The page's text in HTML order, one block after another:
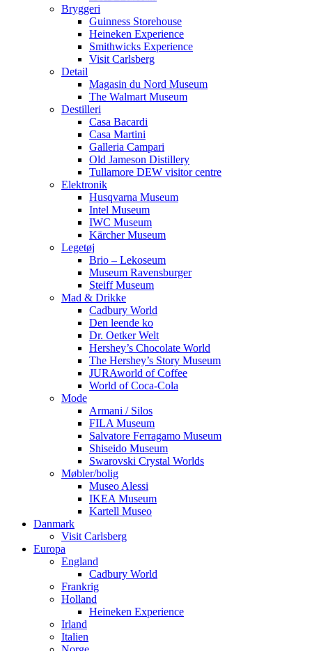
Bryggeri
Guinness Storehouse
Heineken Experience
Smithwicks Experience
Visit Carlsberg
Detail
Magasin du Nord Museum
The Walmart Museum
Destilleri
Casa Bacardi
Casa Martini
Galleria Campari
Old Jameson Distillery
Tullamore DEW visitor centre
Elektronik
Husqvarna Museum
Intel Museum
IWC Museum
Kärcher Museum
Legetøj
Brio – Lekoseum
Museum Ravensburger
Steiff Museum
Mad & Drikke
Cadbury World
Den leende ko
Dr. Oetker Welt
Hershey’s Chocolate World
The Hershey’s Story Museum
JURAworld of Coffee
World of Coca-Cola
Mode
Armani / Silos
FILA Museum
Salvatore Ferragamo Museum
Shiseido Museum
Swarovski Crystal Worlds
Møbler/bolig
Museo Alessi
IKEA Museum
Kartell Museo
Danmark
Visit Carlsberg
Europa
England
Cadbury World
Frankrig
Holland
Heineken Experience
Irland
Italien